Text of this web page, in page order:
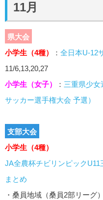
11月
県大会
小学生（4種）
： 全日本U-12
11/6,13,20,27
小学生（女子）
： 三重県少女
サッカー選手権大会 予選）
支部大会
小学生（4種）
JA全農杯チビリンピック
まとめ
・桑員地域（桑員2部リー